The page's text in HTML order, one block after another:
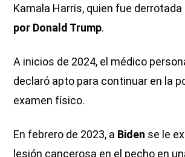
Kamala Harris, quien fue derrotada
por Donald Trump.
A inicios de 2024, el médico
declaró apto para continuar en la
examen físico.
En febrero de 2023, a Biden se le
lesión cancerosa en el pecho en